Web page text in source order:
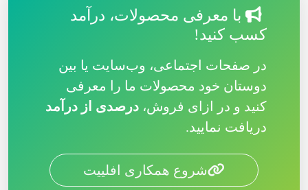
با معرفی محصولات، درآمد
کسب کنید!
در صفحات اجتماعی، وب‌سایت یا بین
دوستان خود محصولات ما را معرفی
کنید و در ازای فروش، درصدی از درآمد
دریافت نمایید.
شروع همکاری افلییت